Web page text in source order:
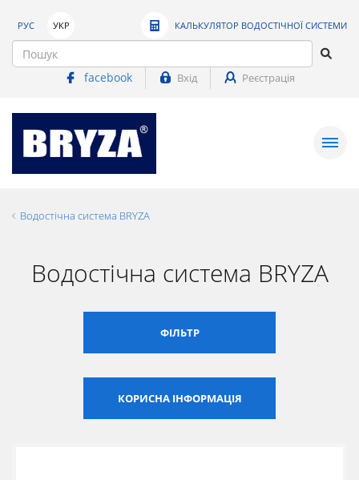
РУС УКР КАЛЬКУЛЯТОР ВОДОСТІЧНОЇ СИСТЕМИ
facebook Вхід Реєстрація
Водостічна система BRYZA
Водостічна система BRYZA
ФІЛЬТР
КОРИСНА ІНФОРМАЦІЯ